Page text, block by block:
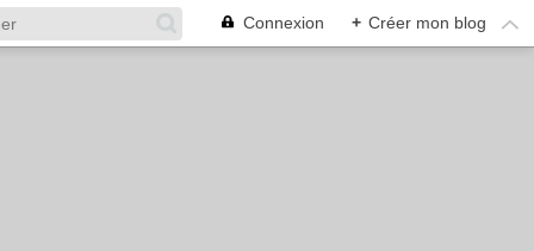
Connexion + Créer mon blog